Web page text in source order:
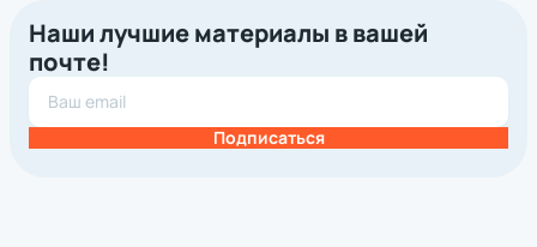
Наши лучшие материалы в вашей
почте!
Подписаться